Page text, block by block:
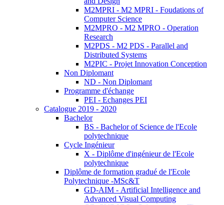
M2MPRI - M2 MPRI - Foudations of
Computer Science
M2MPRO - M2 MPRO - Operation
Research
M2PDS - M2 PDS - Parallel and
Distributed Systems
M2PIC - Projet Innovation Conception
Non Diplomant
ND - Non Diplomant
Programme d'échange
PEI - Echanges PEI
Catalogue 2019 - 2020
Bachelor
BS - Bachelor of Science de l'Ecole
polytechnique
Cycle Ingénieur
X - Diplôme d'ingénieur de l'Ecole
polytechnique
Diplôme de formation gradué de l'Ecole
Polytechnique -MSc&T
GD-AIM - Artificial Intelligence and
Advanced Visual Computing